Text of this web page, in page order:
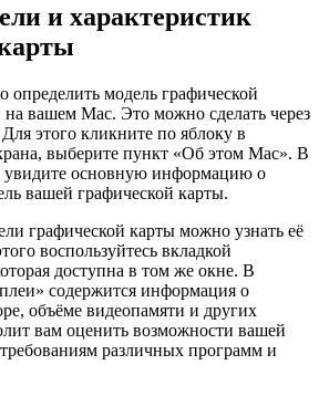
и характеристик
определить модель графической
вашем Mac. Это можно сделать через
этого кликните по яблоку в
выберите пункт «Об этом Mac». В
основную информацию о
вашей графической карты.
графической карты можно узнать её
воспользуйтесь вкладкой
доступна в том же окне. В
содержится информация о
объёме видеопамяти и других
вам оценить возможности вашей
различных программ и